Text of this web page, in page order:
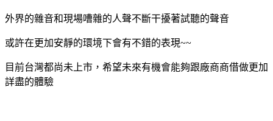
外界的雜音和現場嘈雜的人聲不斷干擾著試聽的聲音
或許在更加安靜的環境下會有不錯的表現~~
目前台灣都尚未上市，希望未來有機會能夠跟廠商商借做更加
詳盡的體驗